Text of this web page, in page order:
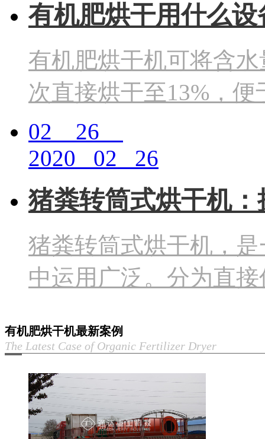
有机肥烘干用什么
有机肥烘干机可将含
次直接烘干至13%，
02 26
2020 02 26
猪粪转筒式烘干机
猪粪转筒式烘干机，
中运用广泛。分为直
有机肥烘干机最新案例
The Latest Case of Organic Fertilizer Dryer